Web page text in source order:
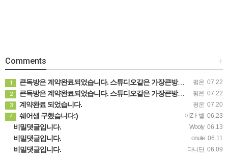
+
Comments
평온 07.22
1 큰독방은 계약완료되었습니다. 스튜디오같은 가장큰방을 2인동시 또는 혼자서 큰독방으로도 즉시입주 가능합니다.
평온 07.22
2 큰독방은 계약완료되었습니다. 스튜디오같은 가장큰방을 2인동시 또는 혼자서 큰독방으로도 즉시입주 가능합니다.
평온 07.20
3 계약완료 되었습니다.
이Zㅏ벨 06.23
4 쉐어생 구했습니다:)
Wooly 06.13
비밀댓글입니다.
onule 06.11
비밀댓글입니다.
다니단 06.09
비밀댓글입니다.